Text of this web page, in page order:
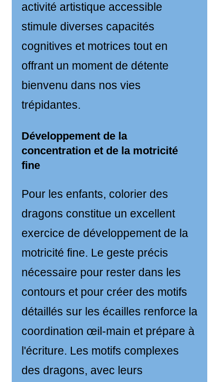
activité artistique accessible
stimule diverses capacités
cognitives et motrices tout en
offrant un moment de détente
bienvenu dans nos vies
trépidantes.
Développement de la
concentration et de la motricité
fine
Pour les enfants, colorier des
dragons constitue un excellent
exercice de développement de la
motricité fine. Le geste précis
nécessaire pour rester dans les
contours et pour créer des motifs
détaillés sur les écailles renforce la
coordination œil-main et prépare à
l'écriture. Les motifs complexes
des dragons, avec leurs